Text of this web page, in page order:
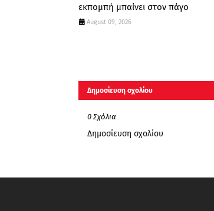
εκπομπή μπαίνει στον πάγο
August 09, 2026
Δημοσίευση σχολίου
0 Σχόλια
Δημοσίευση σχολίου